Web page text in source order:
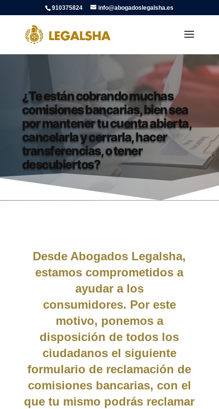
910375824 info@abogadoslegalsha.es
¿Te están cobrando muchas
comisiones bancarias, bien sea
por mantener tu cuenta abierta,
cancelarla y cerrarla, hacer
transferencias, o tener
descubiertos?
Desde Abogados Legalsha,
estamos comprometidos a
ayudar a los
consumidores. Por este
motivo, ponemos a
disposición de todos los
ciudadanos el siguiente
formulario de reclamación de
comisiones bancarias, con el
que tu mismo podrás reclamar